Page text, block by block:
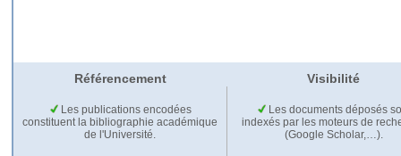
Référencement Visibilité
Les publications encodées
constituent la bibliographie académique
de l'Université.
Les documents déposés
indexés par les moteurs de
(Google Scholar,…).